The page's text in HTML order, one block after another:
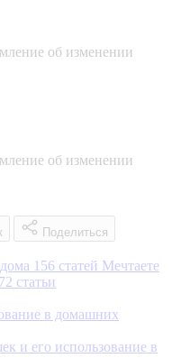
об изменении
об изменении
Поделиться
156 статей Мечтаете
72 статьи
и его использование в